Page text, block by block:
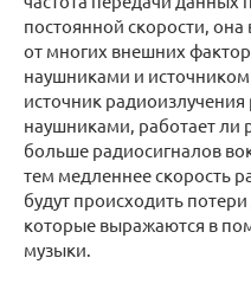
постоянной скорости, она
от многих внешних
наушниками и
источник
наушниками, работает ли
больше радиосигналов
тем медленнее скорость
будут происходить
которые выражаются в
музыки.